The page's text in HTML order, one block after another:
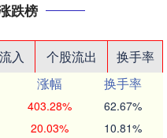
跌榜
入 个股流出
换手率
涨幅
换手率
403.28% 62.67%
20.03% 10.81%